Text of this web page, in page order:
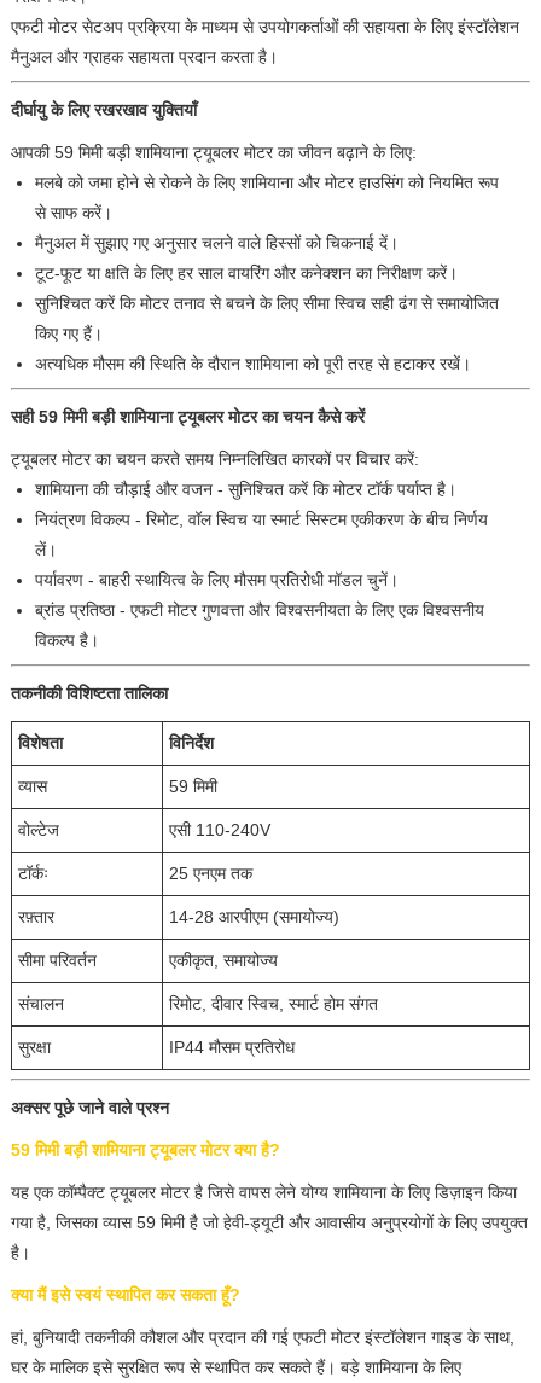
एफटी मोटर सेटअप प्रक्रिया के माध्यम से उपयोगकर्ताओं की सहायता के लिए इंस्टॉलेशन
मैनुअल और ग्राहक सहायता प्रदान करता है।
दीर्घायु के लिए रखरखाव युक्तियाँ
आपकी 59 मिमी बड़ी शामियाना ट्यूबलर मोटर का जीवन बढ़ाने के लिए:
मलबे को जमा होने से रोकने के लिए शामियाना और मोटर हाउसिंग को नियमित रूप
से साफ करें।
मैनुअल में सुझाए गए अनुसार चलने वाले हिस्सों को चिकनाई दें।
टूट-फूट या क्षति के लिए हर साल वायरिंग और कनेक्शन का निरीक्षण करें।
सुनिश्चित करें कि मोटर तनाव से बचने के लिए सीमा स्विच सही ढंग से समायोजित
किए गए हैं।
अत्यधिक मौसम की स्थिति के दौरान शामियाना को पूरी तरह से हटाकर रखें।
सही 59 मिमी बड़ी शामियाना ट्यूबलर मोटर का चयन कैसे करें
ट्यूबलर मोटर का चयन करते समय निम्नलिखित कारकों पर विचार करें:
शामियाना की चौड़ाई और वजन - सुनिश्चित करें कि मोटर टॉर्क पर्याप्त है।
नियंत्रण विकल्प - रिमोट, वॉल स्विच या स्मार्ट सिस्टम एकीकरण के बीच निर्णय
लें।
पर्यावरण - बाहरी स्थायित्व के लिए मौसम प्रतिरोधी मॉडल चुनें।
ब्रांड प्रतिष्ठा - एफटी मोटर गुणवत्ता और विश्वसनीयता के लिए एक विश्वसनीय
विकल्प है।
तकनीकी विशिष्टता तालिका
विशेषता विनिर्देश
व्यास 59 मिमी
वोल्टेज एसी 110-240V
टॉर्कः 25 एनएम तक
रफ़्तार 14-28 आरपीएम (समायोज्य)
सीमा परिवर्तन एकीकृत, समायोज्य
संचालन रिमोट, दीवार स्विच, स्मार्ट होम संगत
सुरक्षा IP44 मौसम प्रतिरोध
अक्सर पूछे जाने वाले प्रश्न
59 मिमी बड़ी शामियाना ट्यूबलर मोटर क्या है?
यह एक कॉम्पैक्ट ट्यूबलर मोटर है जिसे वापस लेने योग्य शामियाना के लिए डिज़ाइन किया
गया है, जिसका व्यास 59 मिमी है जो हेवी-ड्यूटी और आवासीय अनुप्रयोगों के लिए उपयुक्त
है।
क्या मैं इसे स्वयं स्थापित कर सकता हूँ?
हां, बुनियादी तकनीकी कौशल और प्रदान की गई एफटी मोटर इंस्टॉलेशन गाइड के साथ,
घर के मालिक इसे सुरक्षित रूप से स्थापित कर सकते हैं। बड़े शामियाना के लिए